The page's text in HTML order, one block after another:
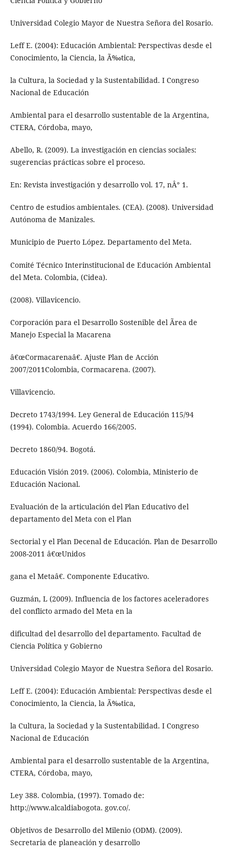
Universidad Colegio Mayor de Nuestra Señora del Rosario.
Leff E. (2004): Educación Ambiental: Perspectivas desde el
Conocimiento, la Ciencia, la Ã‰tica,
la Cultura, la Sociedad y la Sustentabilidad. I Congreso
Nacional de Educación
Ambiental para el desarrollo sustentable de la Argentina,
CTERA, Córdoba, mayo,
Abello, R. (2009). La investigación en ciencias sociales:
sugerencias prácticas sobre el proceso.
En: Revista investigación y desarrollo vol. 17, nÂ° 1.
Centro de estudios ambientales. (CEA). (2008). Universidad
Autónoma de Manizales.
Municipio de Puerto López. Departamento del Meta.
Comité Técnico Interinstitucional de Educación Ambiental
del Meta. Colombia, (Cidea).
(2008). Villavicencio.
Corporación para el Desarrollo Sostenible del Ãrea de
Manejo Especial la Macarena
â€œCormacarenaâ€. Ajuste Plan de Acción
2007/2011Colombia, Cormacarena. (2007).
Villavicencio.
Decreto 1743/1994. Ley General de Educación 115/94
(1994). Colombia. Acuerdo 166/2005.
Decreto 1860/94. Bogotá.
Educación Visión 2019. (2006). Colombia, Ministerio de
Educación Nacional.
Evaluación de la articulación del Plan Educativo del
departamento del Meta con el Plan
Sectorial y el Plan Decenal de Educación. Plan de Desarrollo
2008-2011 â€œUnidos
gana el Metaâ€. Componente Educativo.
Guzmán, L (2009). Influencia de los factores aceleradores
del conflicto armado del Meta en la
dificultad del desarrollo del departamento. Facultad de
Ciencia Política y Gobierno
Universidad Colegio Mayor de Nuestra Señora del Rosario.
Leff E. (2004): Educación Ambiental: Perspectivas desde el
Conocimiento, la Ciencia, la Ã‰tica,
la Cultura, la Sociedad y la Sustentabilidad. I Congreso
Nacional de Educación
Ambiental para el desarrollo sustentable de la Argentina,
CTERA, Córdoba, mayo,
Ley 388. Colombia, (1997). Tomado de:
http://www.alcaldiabogota. gov.co/.
Objetivos de Desarrollo del Milenio (ODM). (2009).
Secretaria de planeación y desarrollo